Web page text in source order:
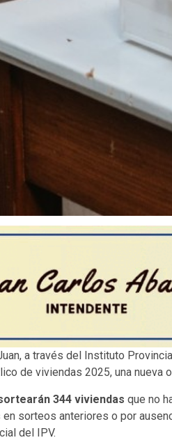
a través del Instituto
de viviendas 2025, una nueva
344 viviendas que no
sorteos anteriores o por
del IPV.